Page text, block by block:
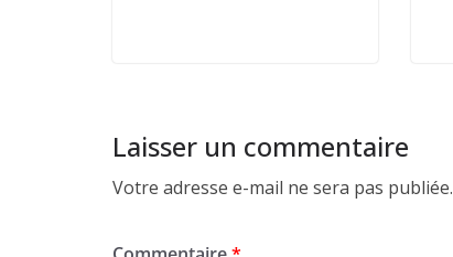
Laisser un commentaire
Votre adresse e-mail ne sera pas publiée.